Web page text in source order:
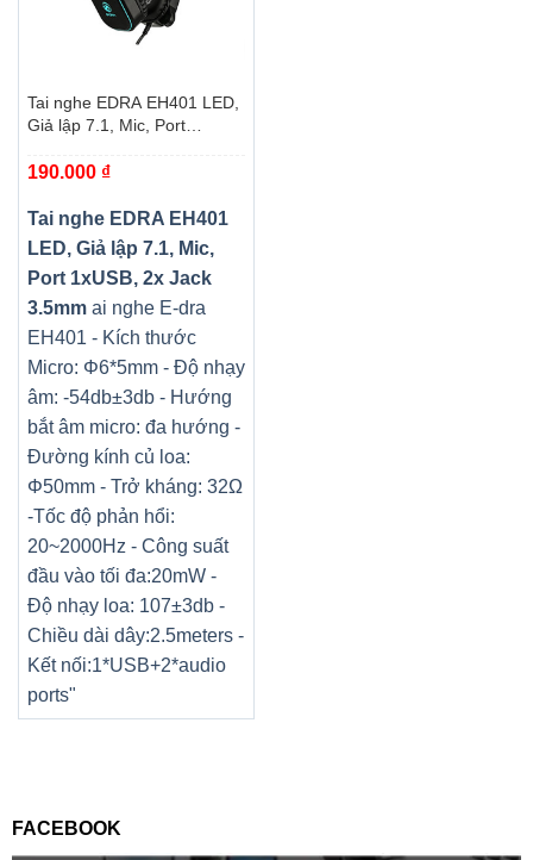
Tai nghe EDRA EH401 LED,
Giả lập 7.1, Mic, Port
190.000 ₫
Tai nghe EDRA EH401
LED, Giả lập 7.1, Mic,
Port 1xUSB, 2x Jack
3.5mm ai nghe E-dra
EH401 - Kích thước
Micro: Φ6*5mm - Độ nhạy
âm: -54db±3db - Hướng
bắt âm micro: đa hướng -
Đường kính củ loa:
Φ50mm - Trở kháng: 32Ω
-Tốc độ phản hổi:
20~2000Hz - Công suất
đầu vào tối đa:20mW -
Độ nhạy loa: 107±3db -
Chiều dài dây:2.5meters -
Kết nối:1*USB+2*audio
ports"
FACEBOOK